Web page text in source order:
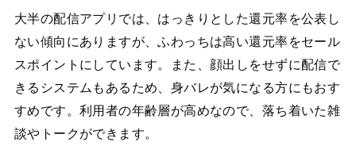
大半の配信アプリでは、はっきりとした還元率を公表し
ない傾向にありますが、ふわっちは高い還元率をセール
スポイントにしています。また、顔出しをせずに配信で
きるシステムもあるため、身バレが気になる方にもおす
すめです。利用者の年齢層が高めなので、落ち着いた雑
談やトークができます。